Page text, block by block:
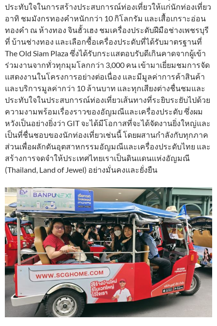
ประทับใจในการสร้างประสบการณ์ท่องเที่ยวให้แก่นักท่องเที่ยว
อาทิ ชมมังกรทองคำหนักกว่า 10 กิโลกรัม และเสื้อเกราะอ่อน
ทองคำ ณ ห้างทอง จินฮั้วเฮง ชมเครื่องประดับฝีมือช่างเพชรบุรี
ที่ บ้านช่างทอง และเลือกซื้อเครื่องประดับที่ได้รับมาตรฐานที่
The Old Siam Plaza ซึ่งได้รับกระแสตอบรับดีเกินคาดจากผู้เข้า
ร่วมงานจากทั่วทุกมุมโลกกว่า 3,000 คน เข้ามาเยี่ยมชมการจัด
แสดงงานในโครงการอย่างต่อเนื่อง และมีมูลค่าการค้าสินค้า
และบริการมูลค่ากว่า 10 ล้านบาท และทุกเสียงต่างชื่นชมและ
ประทับใจในประสบการณ์ท่องเที่ยวเส้นทางที่ระยิบระยับไปด้วย
ความงามพร้อมเรื่องราวของอัญมณีและเครื่องประดับ ซึ่งผม
หวังเป็นอย่างยิ่งว่า GIT จะได้มีโอกาสที่จะได้จัดงานยิ่งใหญ่และ
เป็นที่ชื่นชอบของนักท่องเที่ยวเช่นนี้ โดยผสานกำลังกับทุกภาค
ส่วนเพื่อผลักดันอุตสาหกรรมอัญมณีและเครื่องประดับไทย และ
สร้างการจดจำให้ประเทศไทยเราเป็นดินแดนแห่งอัญมณี
(Thailand, Land of Jewel) อย่างมั่นคงและยั่งยืน